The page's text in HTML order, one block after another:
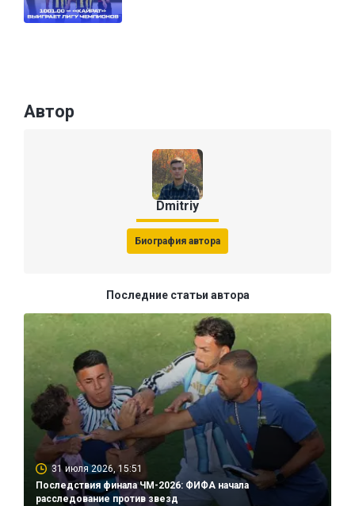
Автор
Dmitriy
Биография автора
Последние статьи автора
31 июля 2026, 15:51
Последствия финала ЧМ-2026: ФИФА начала
расследование против звезд